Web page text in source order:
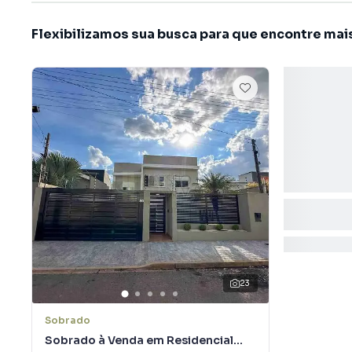
Flexibilizamos sua busca para que encontre
23
Sobrado
Sobrado à Venda em Residencial